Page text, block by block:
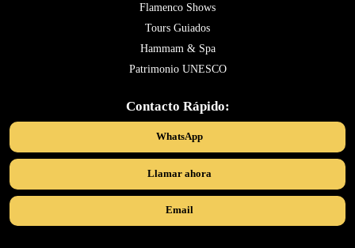
Flamenco Shows
Tours Guiados
Hammam & Spa
Patrimonio UNESCO
Contacto Rápido:
WhatsApp
Llamar ahora
Email